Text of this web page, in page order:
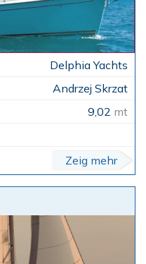
Delphia Yachts
Andrzej Skrzat
9,02 mt
Zeig mehr